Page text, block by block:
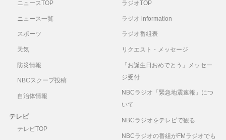
ニュースTOP
ニュース一覧
スポーツ
天気
防災情報
NBCスクープ投稿
自治体情報
テレビ
テレビTOP
ラジオTOP
ラジオ information
ラジオ番組表
リクエスト・メッセージ
「お誕生日おめでとう」メッセー
ジ受付
NBCラジオ「緊急地震速報」につ
いて
NBCラジオをテレビで観る
NBCラジオの番組がFMラジオでも